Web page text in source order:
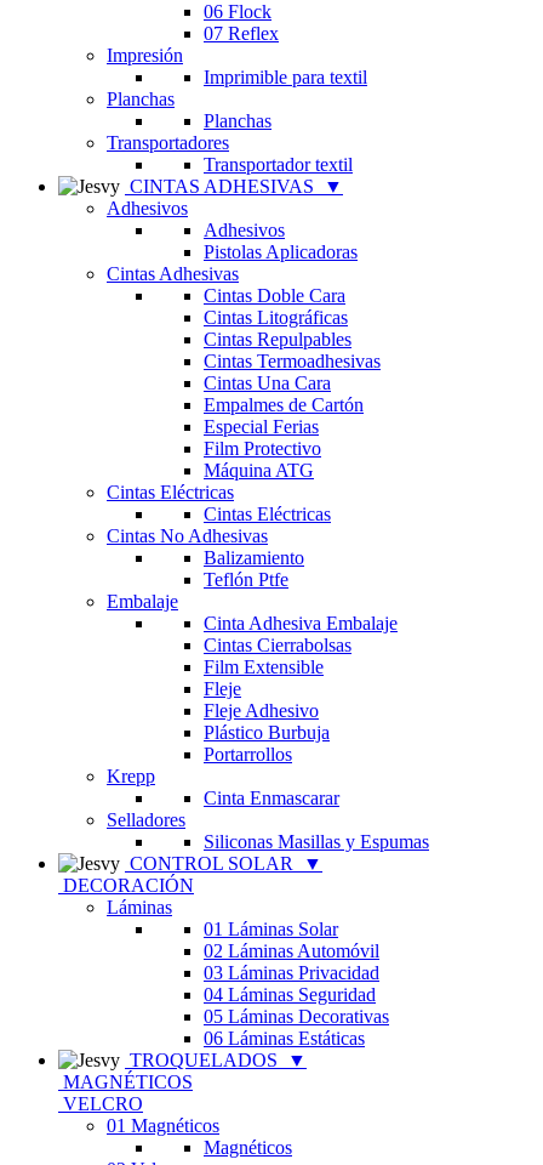
06 Flock
07 Reflex
Impresión
Imprimible para textil
Planchas
Planchas
Transportadores
Transportador textil
CINTAS ADHESIVAS
▼
Adhesivos
Adhesivos
Pistolas Aplicadoras
Cintas Adhesivas
Cintas Doble Cara
Cintas Litográficas
Cintas Repulpables
Cintas Termoadhesivas
Cintas Una Cara
Empalmes de Cartón
Especial Ferias
Film Protectivo
Máquina ATG
Cintas Eléctricas
Cintas Eléctricas
Cintas No Adhesivas
Balizamiento
Teflón Ptfe
Embalaje
Cinta Adhesiva Embalaje
Cintas Cierrabolsas
Film Extensible
Fleje
Fleje Adhesivo
Plástico Burbuja
Portarrollos
Krepp
Cinta Enmascarar
Selladores
Siliconas Masillas y Espumas
CONTROL SOLAR
▼
DECORACIÓN
Láminas
01 Láminas Solar
02 Láminas Automóvil
03 Láminas Privacidad
04 Láminas Seguridad
05 Láminas Decorativas
06 Láminas Estáticas
TROQUELADOS
▼
MAGNÉTICOS
VELCRO
01 Magnéticos
Magnéticos